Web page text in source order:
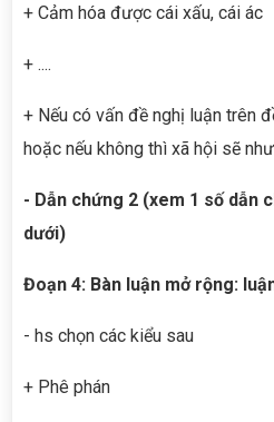
+ Cảm hóa được cái xấu, cái ác
+ ....
+ Nếu có vấn đề nghị luận trên
hoặc nếu không thì xã hội sẽ
- Dẫn chứng 2 (xem 1 số dẫn
dưới)
Đoạn 4: Bàn luận mở rộng:
- hs chọn các kiểu sau
+ Phê phán